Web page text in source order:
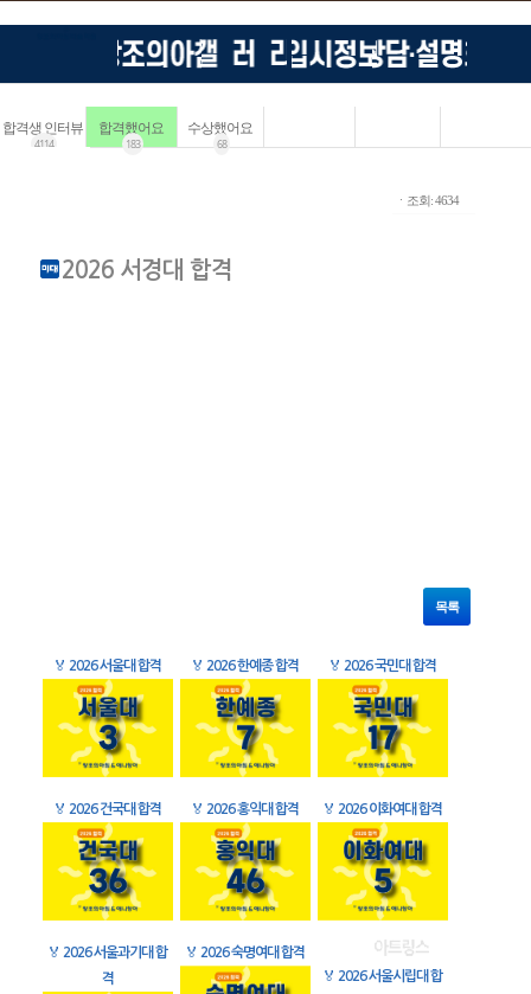
합격생 인터뷰
4114
합격했어요
183
수상했어요
68
ㆍ조회: 4634
2026 서경대 합격
목록
🏅 2026 서울대 합격 🏅 2026 한예종 합격 🏅 2026 국민대 합격
🏅 2026 건국대 합격 🏅 2026 홍익대 합격 🏅 2026 이화여대 합격
🏅 2026 서울과기대 합
격
🏅 2026 숙명여대 합격
🏅 2026 서울시립대 합